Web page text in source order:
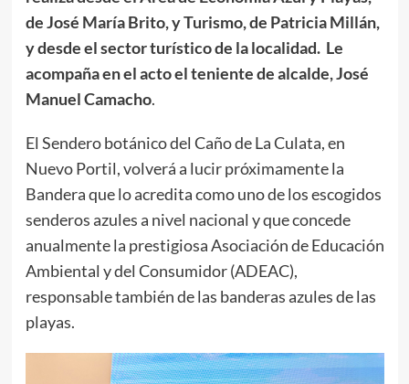
de José María Brito, y Turismo, de Patricia Millán,
y desde el sector turístico de la localidad. Le
acompaña en el acto el teniente de alcalde, José
Manuel Camacho.
El Sendero botánico del Caño de La Culata, en
Nuevo Portil, volverá a lucir próximamente la
Bandera que lo acredita como uno de los escogidos
senderos azules a nivel nacional y que concede
anualmente la prestigiosa Asociación de Educación
Ambiental y del Consumidor (ADEAC),
responsable también de las banderas azules de las
playas.